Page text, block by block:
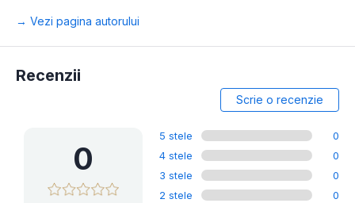
→ Vezi pagina autorului
Recenzii
Scrie o recenzie
0
5 stele
0
4 stele
0
3 stele
0
2 stele
0